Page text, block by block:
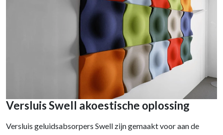
Versluis Swell akoestische oplossing
Versluis geluidsabsorpers Swell zijn gemaakt voor aan de